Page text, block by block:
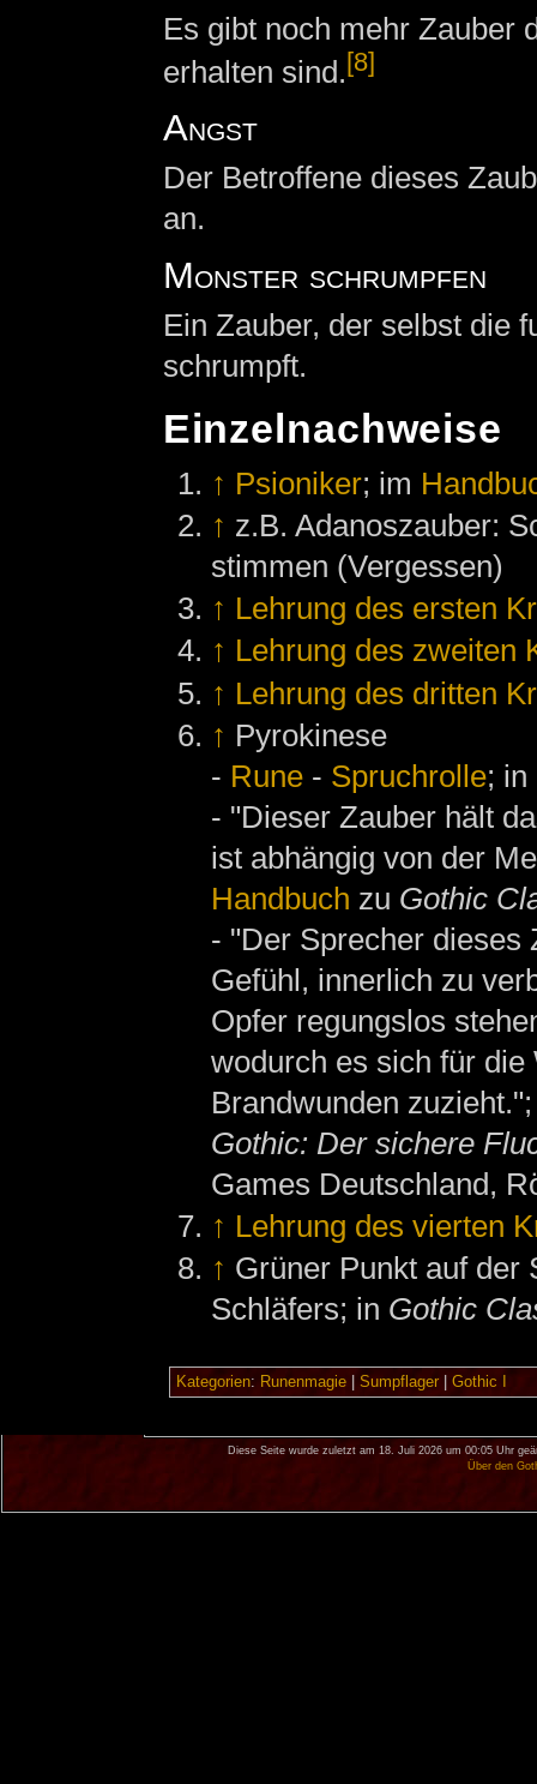
Es gibt noch mehr Zauber
erhalten sind.[8]
Angst
Der Betroffene dieses
an.
Monster schrumpfen
Ein Zauber, der selbst die
schrumpft.
Einzelnachweise
↑ Psioniker; im
↑ z.B. Adanoszauber:
stimmen (Vergessen)
↑ Lehrung des ersten
↑ Lehrung des zweiten
↑ Lehrung des dritten
↑ Pyrokinese
- Rune - Spruchrolle; in
- "Dieser Zauber hält
ist abhängig von der
Handbuch zu Gothic
- "Der Sprecher dieses
Gefühl, innerlich zu
Opfer regungslos
wodurch es sich für
Brandwunden
Gothic: Der sichere
Games Deutschland,
↑ Lehrung des vierten
↑ Grüner Punkt auf der
Schläfers; in Gothic
Kategorien: Runenmagie| Sumpflager| Gothic I
Diese Seite wurde zuletzt am 18. Juli 2026 um 00:05 Uhr
Über den